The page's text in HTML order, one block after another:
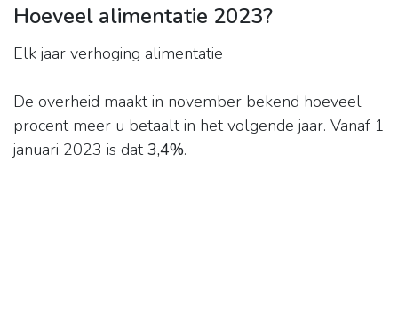
Hoeveel alimentatie 2023?
Elk jaar verhoging alimentatie
De overheid maakt in november bekend hoeveel
procent meer u betaalt in het volgende jaar. Vanaf 1
januari 2023 is dat3,4%.